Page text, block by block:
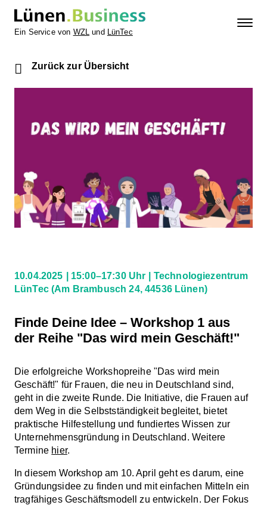
Ein Service von WZL und LünTec
Zurück zur Übersicht
10.04.2025 15:00–17:30 Uhr
Technologiezentrum
LünTec (Am Brambusch 24, 44536 Lünen)
Finde Deine Idee – Workshop 1 aus
der Reihe "Das wird mein Geschäft!"
Die erfolgreiche Workshopreihe "Das wird mein
Geschäft!" für Frauen, die neu in Deutschland sind,
geht in die zweite Runde. Die Initiative, die Frauen auf
dem Weg in die Selbstständigkeit begleitet, bietet
praktische Hilfestellung und fundiertes Wissen zur
Unternehmensgründung in Deutschland. Weitere
Termine hier.
In diesem Workshop am 10. April geht es darum, eine
Gründungsidee zu finden und mit einfachen Mitteln ein
tragfähiges Geschäftsmodell zu entwickeln. Der Fokus